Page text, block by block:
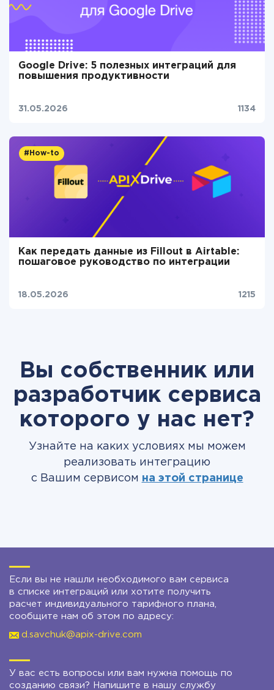
Google Drive: 5 полезных интеграций для
повышения продуктивности
31.05.2026 1134
#How-to
Как передать данные из Fillout в Airtable:
пошаговое руководство по интеграции
18.05.2026 1215
Вы собственник или
разработчик сервиса
которого у нас нет?
Узнайте на каких условиях мы можем
реализовать интеграцию
с Вашим сервисом на этой странице
Если вы не нашли необходимого вам сервиса
в списке интеграций или хотите получить
расчет индивидуального тарифного плана,
сообщите нам об этом по адресу:
d.savchuk@apix-drive.com
У вас есть вопросы или вам нужна помощь по
созданию связи? Напишите в нашу службу